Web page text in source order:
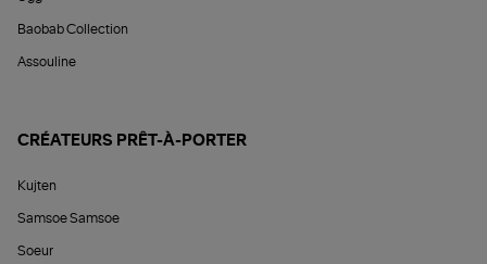
Baobab Collection
Assouline
CRÉATEURS PRÊT-À-PORTER
Kujten
Samsoe Samsoe
Soeur